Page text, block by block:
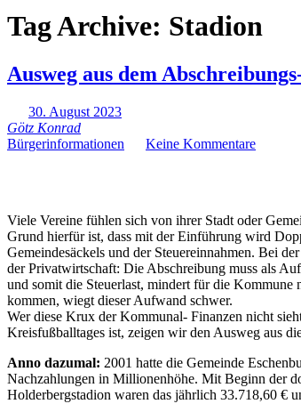
Tag Archive: Stadion
Ausweg aus dem
30. August 2023
Götz Konrad
Bürgerinformationen
Keine Kommentare
Viele Vereine fühlen sich von ihrer Stadt oder
Grund hierfür ist, dass mit der Einführung wird
Gemeindesäckels und der Steuereinnahmen. Bei
der Privatwirtschaft: Die Abschreibung muss als
und somit die Steuerlast, mindert für die
kommen, wiegt dieser Aufwand schwer.
Wer diese Krux der Kommunal- Finanzen nicht
Kreisfußballtages ist, zeigen wir den Ausweg aus
Anno dazumal: 2001 hatte die Gemeinde
Nachzahlungen in Millionenhöhe. Mit Beginn der
Holderbergstadion waren das jährlich 33.718,60 €